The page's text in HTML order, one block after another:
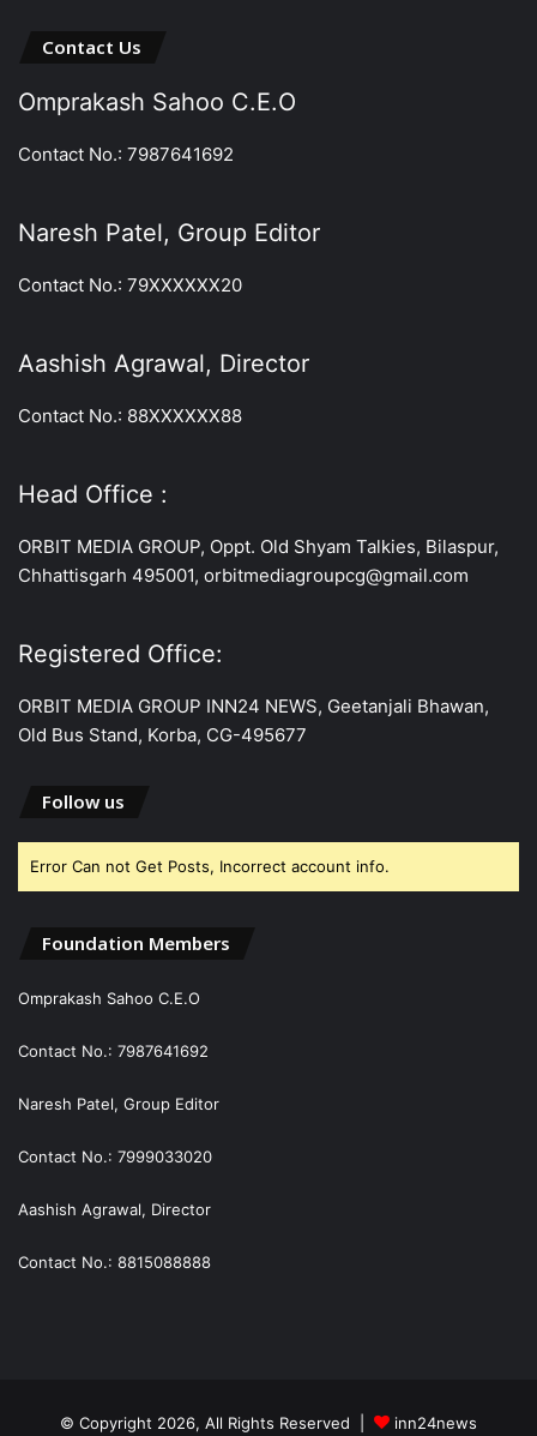
Contact Us
Omprakash Sahoo C.E.O
Contact No.: 7987641692
Naresh Patel, Group Editor
Contact No.: 79XXXXXX20
Aashish Agrawal, Director
Contact No.: 88XXXXXX88
Head Office :
ORBIT MEDIA GROUP, Oppt. Old Shyam Talkies, Bilaspur,
Chhattisgarh 495001, orbitmediagroupcg@gmail.com
Registered Office:
ORBIT MEDIA GROUP INN24 NEWS, Geetanjali Bhawan,
Old Bus Stand, Korba, CG-495677
Follow us
Error Can not Get Posts, Incorrect account info.
Foundation Members
Omprakash Sahoo C.E.O
Contact No.: 7987641692
Naresh Patel, Group Editor
Contact No.: 7999033020
Aashish Agrawal, Director
Contact No.: 8815088888
© Copyright 2026, All Rights Reserved | inn24news